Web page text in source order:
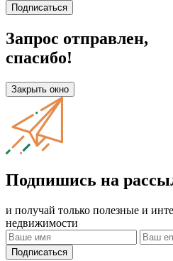
Подписаться
Запрос отправлен,
спасибо!
Закрыть окно
Подпишись на
и получай только полезные и
недвижимости
Подписаться